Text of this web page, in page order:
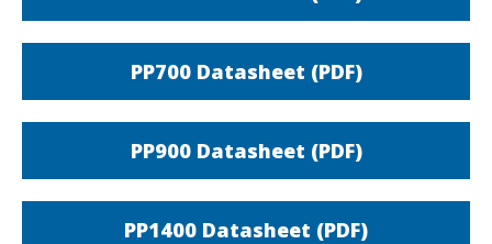
PP700 Datasheet (PDF)
PP900 Datasheet (PDF)
PP1400 Datasheet (PDF)